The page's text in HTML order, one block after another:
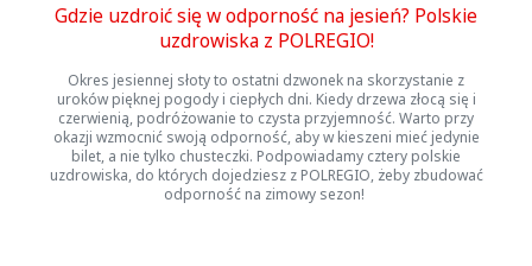
Gdzie uzdroić się w odporność na jesień? Polskie
uzdrowiska z POLREGIO!
Okres jesiennej słoty to ostatni dzwonek na skorzystanie z
uroków pięknej pogody i ciepłych dni. Kiedy drzewa złocą się i
czerwienią, podróżowanie to czysta przyjemność. Warto przy
okazji wzmocnić swoją odporność, aby w kieszeni mieć jedynie
bilet, a nie tylko chusteczki. Podpowiadamy cztery polskie
uzdrowiska, do których dojedziesz z POLREGIO, żeby zbudować
odporność na zimowy sezon!